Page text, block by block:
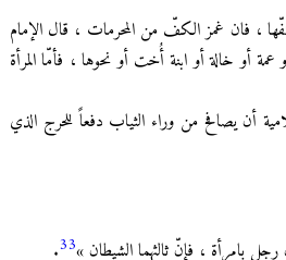
، فان غمز الكفّ من المحرمات ، قال الإمام
أو خالة أو ابنة أُخت أو نحوها ، فأمّا المرأة
أن يصافح من وراء الثياب دفعاً للحرج الذي
رجل بامرأة ، فإنّ ثالثهما الشيطان »33
.